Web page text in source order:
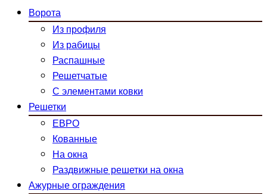
Ворота
Из профиля
Из рабицы
Распашные
Решетчатые
С элементами ковки
Решетки
ЕВРО
Кованные
На окна
Раздвижные решетки на окна
Ажурные ограждения